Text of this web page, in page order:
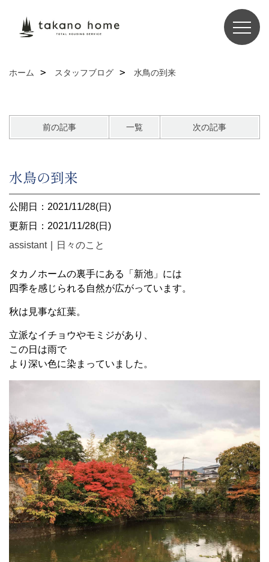
ホーム スタッフブログ 水鳥の到来
前の記事 一覧 次の記事
水鳥の到来
公開日：2021/11/28(日)
更新日：2021/11/28(日)
assistant｜ 日々のこと
タカノホームの裏手にある「新池」には
四季を感じられる自然が広がっています。
秋は見事な紅葉。
立派なイチョウやモミジがあり、
この日は雨で
より深い色に染まっていました。